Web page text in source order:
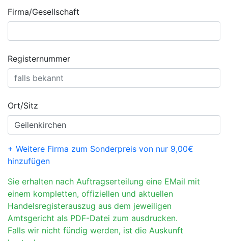
Firma/Gesellschaft
Registernummer
Ort/Sitz
+ Weitere Firma zum Sonderpreis von nur 9,00€
hinzufügen
Sie erhalten nach Auftragserteilung eine EMail mit
einem kompletten, offiziellen und aktuellen
Handelsregisterauszug aus dem jeweiligen
Amtsgericht als PDF-Datei zum ausdrucken.
Falls wir nicht fündig werden, ist die Auskunft